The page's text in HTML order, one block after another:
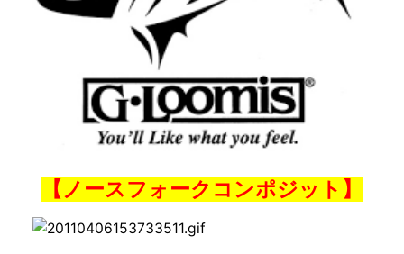
【ノースフォークコンポジット】